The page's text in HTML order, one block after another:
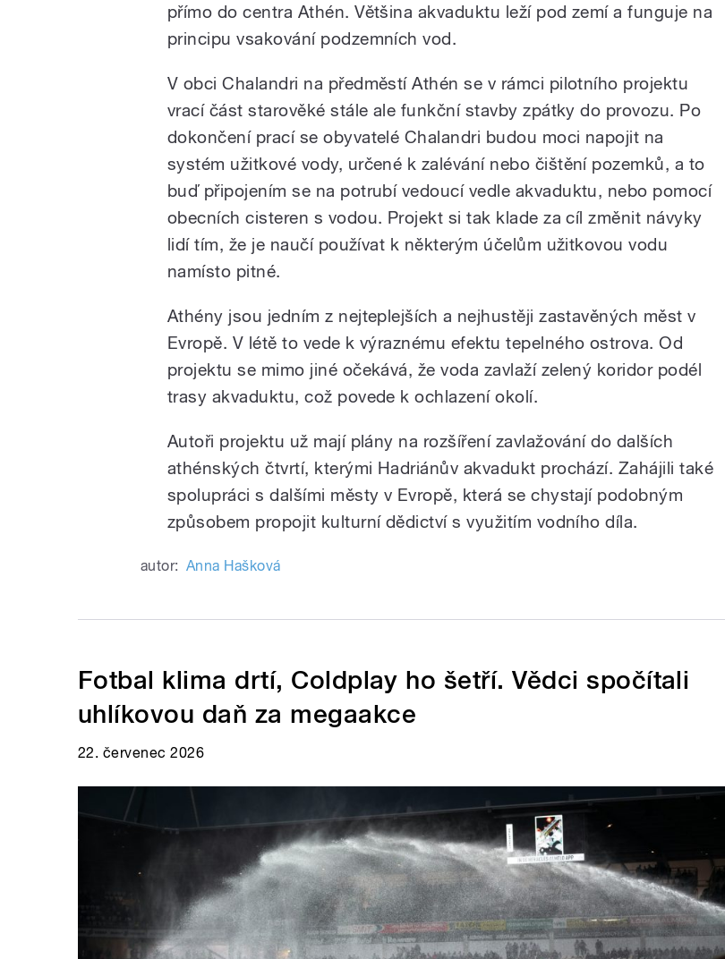
přímo do centra Athén. Většina akvaduktu leží pod zemí a funguje na
principu vsakování podzemních vod.
V obci Chalandri na předměstí Athén se v rámci pilotního projektu
vrací část starověké stále ale funkční stavby zpátky do provozu. Po
dokončení prací se obyvatelé Chalandri budou moci napojit na
systém užitkové vody, určené k zalévání nebo čištění pozemků, a to
buď připojením se na potrubí vedoucí vedle akvaduktu, nebo pomocí
obecních cisteren s vodou. Projekt si tak klade za cíl změnit návyky
lidí tím, že je naučí používat k některým účelům užitkovou vodu
namísto pitné.
Athény jsou jedním z nejteplejších a nejhustěji zastavěných měst v
Evropě. V létě to vede k výraznému efektu tepelného ostrova. Od
projektu se mimo jiné očekává, že voda zavlaží zelený koridor podél
trasy akvaduktu, což povede k ochlazení okolí.
Autoři projektu už mají plány na rozšíření zavlažování do dalších
athénských čtvrtí, kterými Hadriánův akvadukt prochází. Zahájili také
spolupráci s dalšími městy v Evropě, která se chystají podobným
způsobem propojit kulturní dědictví s využitím vodního díla.
autor: Anna Hašková
Fotbal klima drtí, Coldplay ho šetří. Vědci spočítali
uhlíkovou daň za megaakce
22. červenec 2026